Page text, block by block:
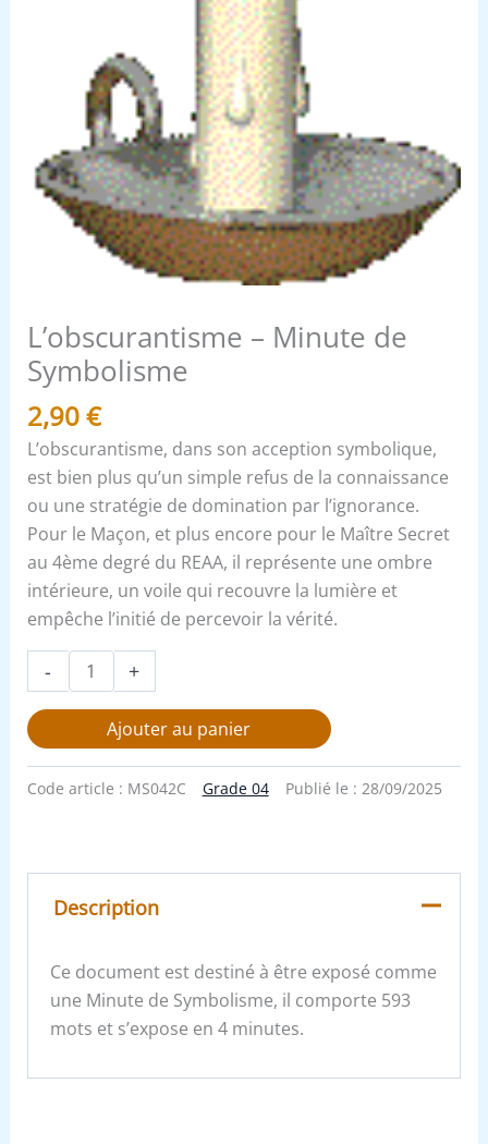
L’obscurantisme – Minute de
Symbolisme
2,90€
L’obscurantisme, dans son acception symbolique,
est bien plus qu’un simple refus de la connaissance
ou une stratégie de domination par l’ignorance.
Pour le Maçon, et plus encore pour le Maître Secret
au 4ème degré du REAA, il représente une ombre
intérieure, un voile qui recouvre la lumière et
empêche l’initié de percevoir la vérité.
- +
Ajouter au panier
Code article : MS042C Grade 04 Publié le : 28/09/2025
Description
Ce document est destiné à être exposé comme
une Minute de Symbolisme, il comporte 593
mots et s’expose en 4 minutes.